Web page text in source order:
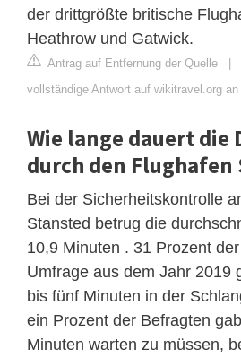
der drittgrößte britische
Heathrow und Gatwick.
Antrag auf Entfernung der Quelle |
vollständige Antwort auf wikitravel.org an
Wie lange dauert die
durch den Flughafen
Bei der Sicherheitskontrolle
Stansted betrug die
10,9 Minuten . 31 Prozent
Umfrage aus dem Jahr 2019
bis fünf Minuten in der
ein Prozent der Befragten
Minuten warten zu müssen,